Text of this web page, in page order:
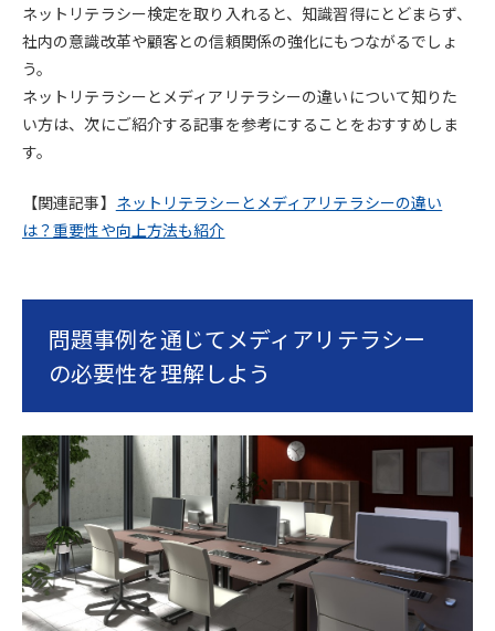
ネットリテラシー検定を取り入れると、知識習得にとどまらず、
社内の意識改革や顧客との信頼関係の強化にもつながるでしょ
う。
ネットリテラシーとメディアリテラシーの違いについて知りた
い方は、次にご紹介する記事を参考にすることをおすすめしま
す。
【関連記事】 ネットリテラシーとメディアリテラシーの違い
は？重要性や向上方法も紹介
問題事例を通じてメディアリテラシー
の必要性を理解しよう